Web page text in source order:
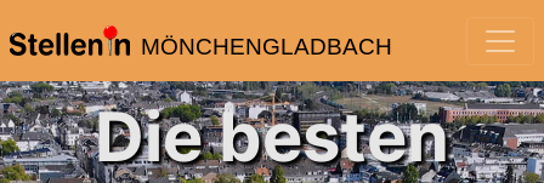
MÖNCHENGLADBACH
Die besten